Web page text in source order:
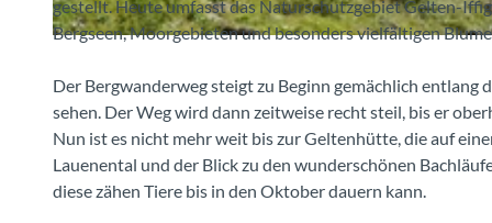
© Fredy Joss, Fredy Joss
gestellt. Heute umfasst das Naturschutzgebiet Gelten-
Bergseen, Moorgebieten und besonders vielfältigen
Der Bergwanderweg steigt zu Beginn gemächlich entlang
sehen. Der Weg wird dann zeitweise recht steil, bis er
Nun ist es nicht mehr weit bis zur Geltenhütte, die auf
Lauenental und der Blick zu den wunderschönen
diese zähen Tiere bis in den Oktober dauern kann.